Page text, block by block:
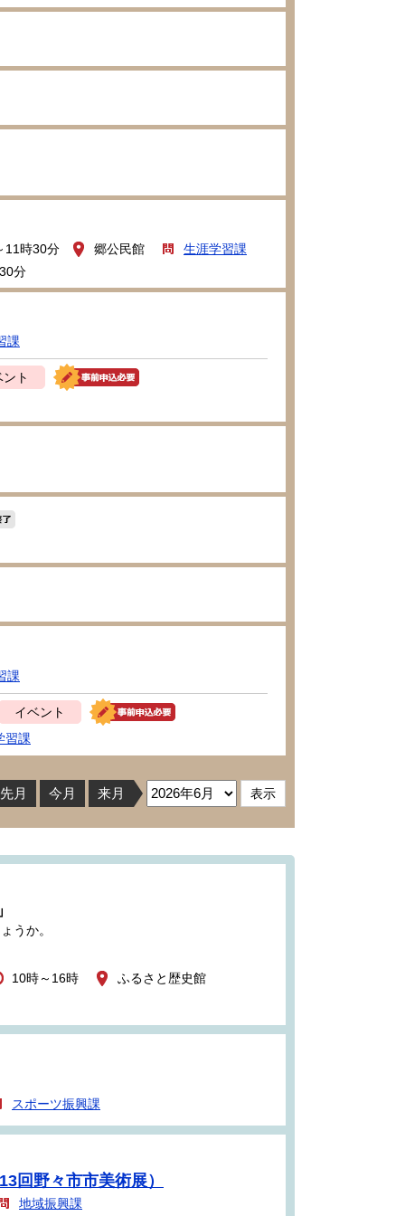
11時30分
分
郷公民館 生涯学習課
課
ト
課
イベント
習課
先月 今月 来月
うか。
10時～16時 ふるさと歴史館
スポーツ振興課
回野々市市美術展）
地域振興課